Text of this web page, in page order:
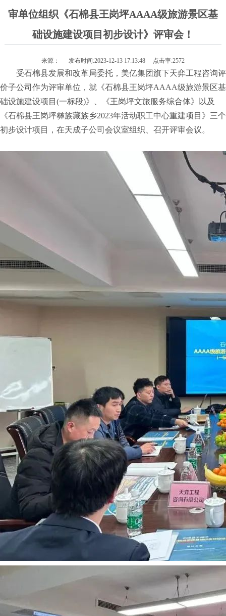
审单位组织《石棉县王岗坪AAAA级旅游景区基
础设施建设项目初步设计》评审会！
来源： 发布时间:2023-12-13 17:13:48 点击率:2572
受石棉县发展和改革局委托，美亿集团旗下天弈工程咨询评
价子公司作为评审单位，就《石棉县王岗坪AAAA级旅游景区基
础设施建设项目(一标段)》、《王岗坪文旅服务综合体》以及
《石棉县王岗坪彝族藏族乡2023年活动职工中心重建项目》三个
初步设计项目，在天成子公司会议室组织、召开评审会议。